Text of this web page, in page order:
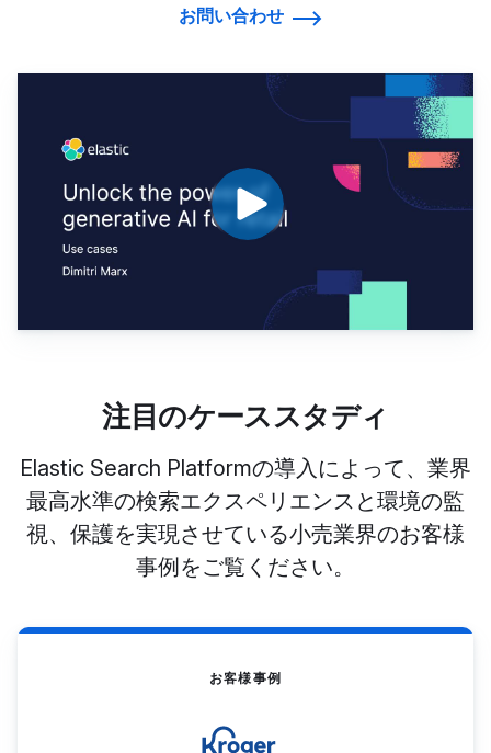
お問い合わせ
注目のケーススタディ
Elastic Search Platformの導入によって、業界
最高水準の検索エクスペリエンスと環境の監
視、保護を実現させている小売業界のお客様
事例をご覧ください。
お客様事例